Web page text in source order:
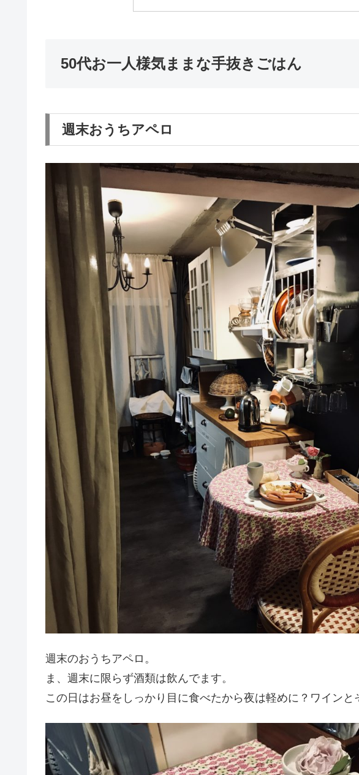
50代お一人様気ままな手抜きごはん
週末おうちアペロ
週末のおうちアペロ。
ま、週末に限らず酒類は飲んでます。
この日はお昼をしっかり目に食べたから夜は軽めに？ワインと